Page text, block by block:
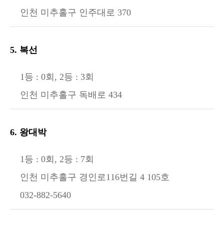
인천 미추홀구 인주대로 370
5. 복선
1등 : 0회, 2등 : 3회
인천 미추홀구 독배로 434
6. 왕대박
1등 : 0회, 2등 : 7회
인천 미추홀구 경인로116번길 4 105호
032-882-5640